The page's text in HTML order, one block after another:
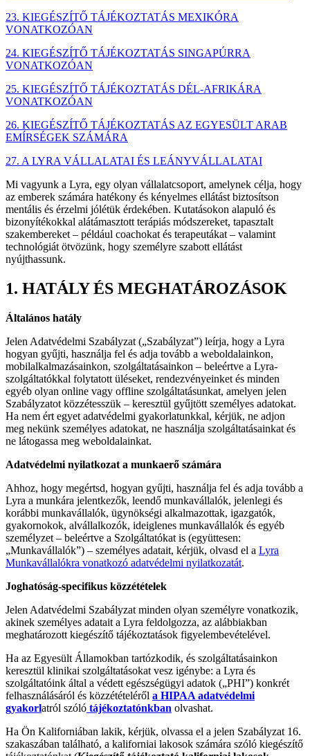
23. KIEGÉSZÍTŐ TÁJÉKOZTATÁS MEXIKÓRA
VONATKOZÓAN
24. KIEGÉSZÍTŐ TÁJÉKOZTATÁS SINGAPÚRRA
VONATKOZÓAN
25. KIEGÉSZÍTŐ TÁJÉKOZTATÁS DÉL-AFRIKÁRA
VONATKOZÓAN
26. KIEGÉSZÍTŐ TÁJÉKOZTATÁS AZ EGYESÜLT ARAB
EMÍRSÉGEK SZÁMÁRA
27. A LYRA VÁLLALATAI ÉS LEÁNYVÁLLALATAI
Mi vagyunk a Lyra, egy olyan vállalatcsoport, amelynek célja, hogy
az emberek számára hatékony és kényelmes ellátást biztosítson
mentális és érzelmi jólétük érdekében. Kutatásokon alapuló és
bizonyítékokkal alátámasztott terápiás módszereket, tapasztalt
szakembereket – például coachokat és terapeutákat – valamint
technológiát ötvözünk, hogy személyre szabott ellátást
nyújthassunk.
1. HATÁLY ÉS MEGHATÁROZÁSOK
Általános hatály
Jelen Adatvédelmi Szabályzat („Szabályzat”) leírja, hogy a Lyra
hogyan gyűjti, használja fel és adja tovább a weboldalainkon,
mobilalkalmazásainkon, szolgáltatásainkon – beleértve a Lyra-
szolgáltatókkal folytatott üléseket, rendezvényeinket és minden
egyéb olyan online vagy offline szolgáltatásunkat, amelyen jelen
Szabályzatot közzétesszük – keresztül gyűjtött személyes adatokat.
Ha nem ért egyet adatvédelmi gyakorlatunkkal, kérjük, ne adjon
meg nekünk személyes adatokat, ne használja szolgáltatásainkat és
ne látogassa meg weboldalainkat.
Adatvédelmi nyilatkozat a munkaerő számára
Ahhoz, hogy megértsd, hogyan gyűjti, használja fel és adja tovább a
Lyra a munkára jelentkezők, leendő munkavállalók, jelenlegi és
korábbi munkavállalók, ügynökségi alkalmazottak, igazgatók,
gyakornokok, alvállalkozók, ideiglenes munkavállalók és egyéb
személyzet – beleértve a Szolgáltatókat is (együttesen:
„Munkavállalók”) – személyes adatait, kérjük, olvasd el a Lyra
Munkavállalókra vonatkozó adatvédelmi nyilatkozatát.
Joghatóság-specifikus közzétételek
Jelen Adatvédelmi Szabályzat minden olyan személyre vonatkozik,
akinek személyes adatait a Lyra feldolgozza, az alábbiakban
meghatározott kiegészítő tájékoztatások figyelembevételével.
Ha az Egyesült Államokban tartózkodik, és szolgáltatásainkon
keresztül klinikai szolgáltatásokat vesz igénybe: a Lyra és
szolgáltatóink által a védett egészségügyi adatok („PHI”) konkrét
felhasználásáról és közzétételéről a HIPAA adatvédelmi
gyakorlatról szóló tájékoztatónkban olvashat.
Ha Ön Kaliforniában lakik, kérjük, olvassa el a jelen Szabályzat 16.
szakaszában található, a kaliforniai lakosok számára szóló kiegészítő